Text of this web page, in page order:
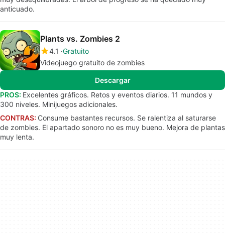
anticuado.
Plants vs. Zombies 2
4.1 Gratuito
Videojuego gratuito de zombies
Descargar
PROS: Excelentes gráficos. Retos y eventos diarios. 11 mundos y
300 niveles. Minijuegos adicionales.
CONTRAS: Consume bastantes recursos. Se ralentiza al saturarse
de zombies. El apartado sonoro no es muy bueno. Mejora de plantas
muy lenta.